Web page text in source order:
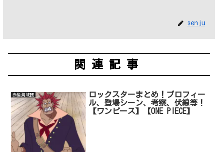
senju
関連記事
赤髪海賊団
ロックスターまとめ！プロフィー
ル、登場シーン、考察、伏線等！
【ワンピース】【ONE PIECE】